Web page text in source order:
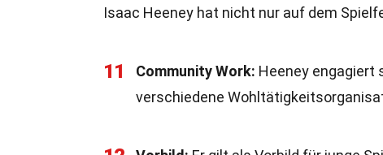
Isaac Heeney hat nicht nur auf dem
11 Community Work: Heeney engagiert
verschiedene